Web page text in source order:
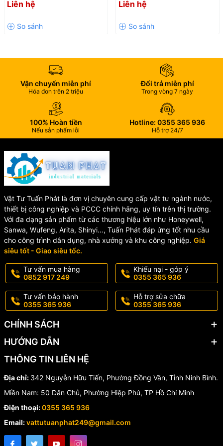
: Chế tạo từ thép không gỉ SUS304.
Bóng cảm biến nhiệt (Glass Bulb)
: Chứa chất lỏng giãn nở
Nút chặn (Plug) : Giữ kín đường nước trước khi kích hoạt.
📊 Thông Số Kỹ Thuật
Model
chuẩn
Nhiệt
độ kích
hoạt
thân
bóng
nhiệt
kính
kết
nối
lượng
SFSU-
15-68-1
TCVN
6305-
1
68°C
±5%
Inox
tinh +
chất
lỏng
30±2%
DN15
(Ren
80 ±4
SFSP-
SFSU-
20-68-
2
36±2% (Ren
27)
115 ±6
SFSP-
20-68-
2
🔹
: Đầu phun Sprinkler hướng lên (Upright).
🔹SFSP: Đầu phun Sprinkler hướng xuống (Pendant).
🏢 Ứng Dụng Của Đầu Phun
Sprinkler Chữa Cháy
🔥 Nhà xưởng sản xuất
🔥 Kho hàng, kho logistics
Liên hệ
Chữa Cháy An Toàn, Hiệu
Liên hệ
Vận chuyển miễn phí
Hóa đơn trên 2 triệu
Đổi trả miễn phí
Trong vòng 7 ngày
100% Hoàn tiền
Nếu sản phẩm lỗi
Hotline: 0355 365 936
Hỗ trợ 24/7
Vật Tư Tuấn Phát là đơn vị chuyên cung cấp vật tư ngành nước,
thiết bị công nghiệp và PCCC chính hãng, uy tín trên thị trường.
Với đa dạng sản phẩm từ các thương hiệu lớn như Honeywell,
Sanwa, Wufeng, Arita, Shinyi…, Tuấn Phát đáp ứng tốt nhu cầu
cho công trình dân dụng, nhà xưởng và khu công nghiệp. Giá
siêu tốt - Giao siêu tốc.
Tư vấn mua hàng
0852 917 249
Khiếu nại - góp ý
0355 365 936
Tư vấn bảo hành
0355 365 936
Hỗ trợ sửa chữa
0355 365 936
CHÍNH SÁCH
HƯỚNG DẪN
THÔNG TIN LIÊN HỆ
Địa chỉ: 342 Nguyễn Hữu Tiến, Phường Đồng Văn, Tỉnh Ninh Bình.
Miền Nam: 50 Dân Chủ, Phường Hiệp Phú, TP Hồ Chí Minh
Điện thoại:0355 365 936
Email:vattutuanphat249@gmail.com